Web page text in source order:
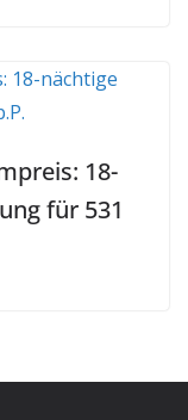
18-
für 531